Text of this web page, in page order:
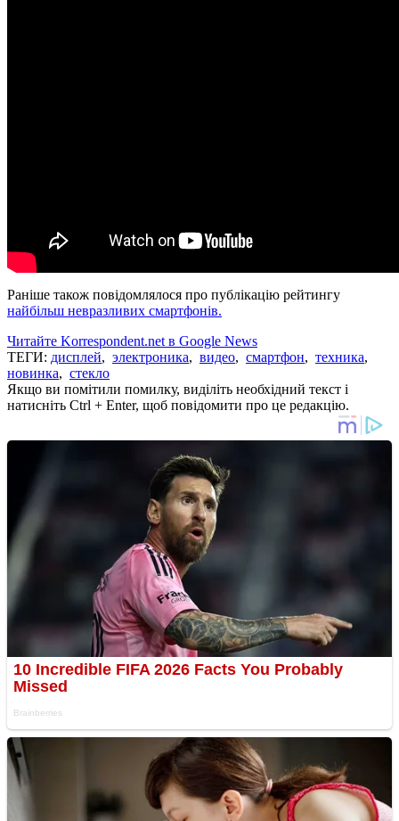
Раніше також повідомлялося про публікацію рейтингу
найбільш невразливих смартфонів.
Читайте Korrespondent.net в Google News
ТЕГИ: дисплей, электроника, видео, смартфон, техника,
новинка, стекло
Якщо ви помітили помилку, виділіть необхідний текст і
натисніть Ctrl + Enter, щоб повідомити про це редакцію.